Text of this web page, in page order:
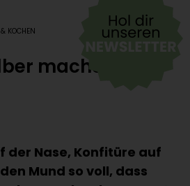
KOCHEN
machen mit
der Nase, Konfitüre auf
Mund so voll, dass